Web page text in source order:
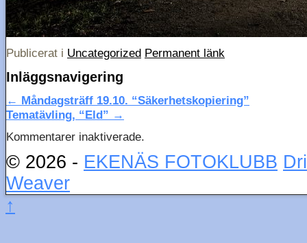
Publicerat i Uncategorized Permanent länk
Inläggsnavigering
← Måndagsträff 19.10. “Säkerhetskopiering”
Tematävling, “Eld” →
Kommentarer inaktiverade.
© 2026 - EKENÄS FOTOKLUBB
Weaver
↑